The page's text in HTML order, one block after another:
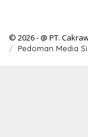
© 2026 - @ PT.
Pedoman Media